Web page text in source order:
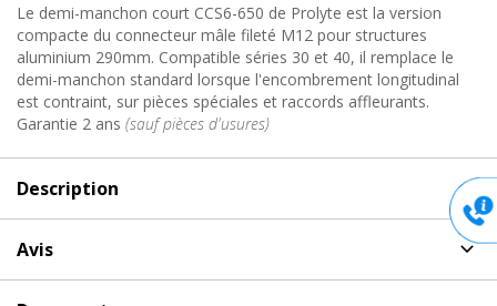
Le demi-manchon court CCS6-650 de Prolyte est la version
compacte du connecteur mâle fileté M12 pour structures
aluminium 290mm. Compatible séries 30 et 40, il remplace le
demi-manchon standard lorsque l'encombrement longitudinal
est contraint, sur pièces spéciales et raccords affleurants.
Garantie 2 ans (sauf pièces d'usures)
Description
de Demi-manchon court de structure alu, 1/2
MANCHON CCS6-650 Prolyte
Avis